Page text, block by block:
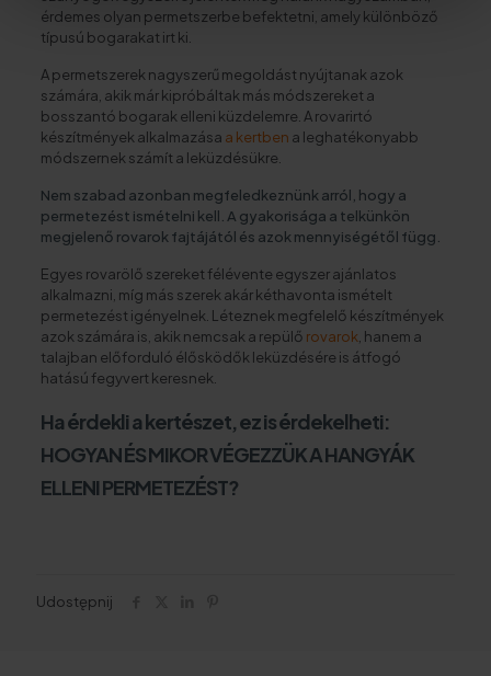
érdemes olyan permetszerbe befektetni, amely különböző
típusú bogarakat irt ki.
A permetszerek nagyszerű megoldást nyújtanak azok
számára, akik már kipróbáltak más módszereket a
bosszantó bogarak elleni küzdelemre. A rovarirtó
készítmények alkalmazása a kertben a leghatékonyabb
módszernek számít a leküzdésükre.
Nem szabad azonban megfeledkeznünk arról, hogy a
permetezést ismételni kell. A gyakorisága a telkünkön
megjelenő rovarok fajtájától és azok mennyiségétől függ.
Egyes rovarölő szereket félévente egyszer ajánlatos
alkalmazni, míg más szerek akár kéthavonta ismételt
permetezést igényelnek. Léteznek megfelelő készítmények
azok számára is, akik nemcsak a repülő rovarok , hanem a
talajban előforduló élősködők leküzdésére is átfogó
hatású fegyvert keresnek.
Ha érdekli a kertészet, ez is érdekelheti:
HOGYAN ÉS MIKOR VÉGEZZÜK A HANGYÁK
ELLENI PERMETEZÉST?
Udostępnij